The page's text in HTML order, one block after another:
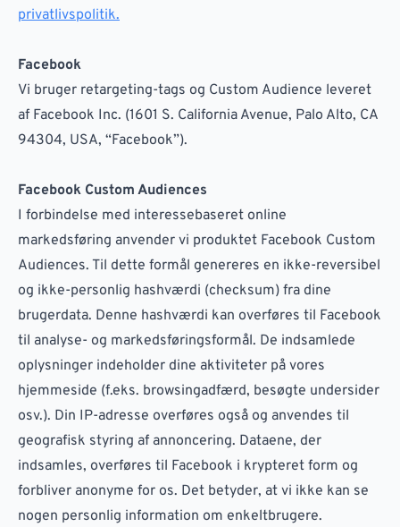
privatlivspolitik.
Facebook
Vi bruger retargeting-tags og Custom Audience leveret
af Facebook Inc. (1601 S. California Avenue, Palo Alto, CA
94304, USA, “Facebook”).
Facebook Custom Audiences
I forbindelse med interessebaseret online
markedsføring anvender vi produktet Facebook Custom
Audiences. Til dette formål genereres en ikke-reversibel
og ikke-personlig hashværdi (checksum) fra dine
brugerdata. Denne hashværdi kan overføres til Facebook
til analyse- og markedsføringsformål. De indsamlede
oplysninger indeholder dine aktiviteter på vores
hjemmeside (f.eks. browsingadfærd, besøgte undersider
osv.). Din IP-adresse overføres også og anvendes til
geografisk styring af annoncering. Dataene, der
indsamles, overføres til Facebook i krypteret form og
forbliver anonyme for os. Det betyder, at vi ikke kan se
nogen personlig information om enkeltbrugere.